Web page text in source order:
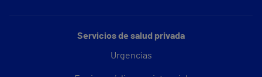
Servicios de salud privada
Urgencias